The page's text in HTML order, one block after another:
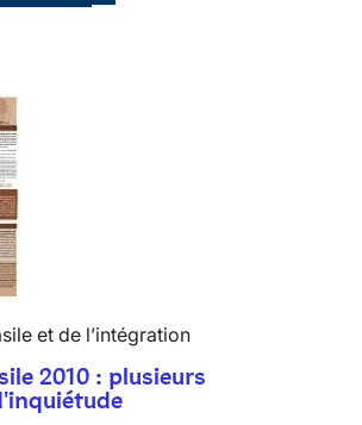
et de l’intégration
2010 : plusieurs